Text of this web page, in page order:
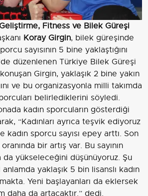
Fitness ve Bilek Güreşi
Koray Girgin, bilek güreşinde
sayısının 5 bine yaklaştığını
düzenlenen Türkiye Bilek Güreşi
Girgin, yaklaşık 2 bine yakın
ve bu organizasyonla milli takımda
belirlediklerini söyledi.
kadın sporcuların gösterdiği
“Kadınları ayrıca teşvik ediyoruz
sporcu sayısı epey arttı. Son
bir artış var. Bu sayının
yükseleceğini düşünüyoruz. Şu
yaklaşık 5 bin lisanslı kadın
Yeni başlayanları da eklersek
daha da artacaktır.” dedi.